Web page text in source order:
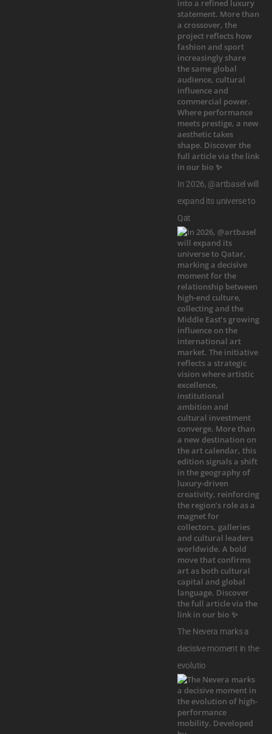
In 2026, @artbasel will
expand its universe to
Qat
The Nevera marks a
decisive moment in the
evolutio